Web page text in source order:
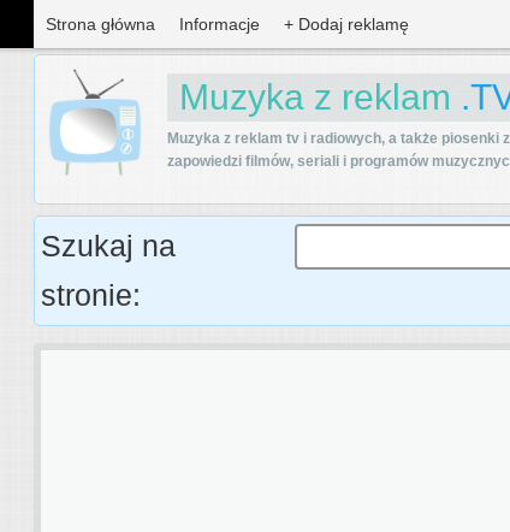
Strona główna Informacje + Dodaj reklamę
Muzyka z reklam
Muzyka z reklam tv i radiowych, a także piosenki z
zapowiedzi filmów, seriali i programów
Szukaj na
stronie: